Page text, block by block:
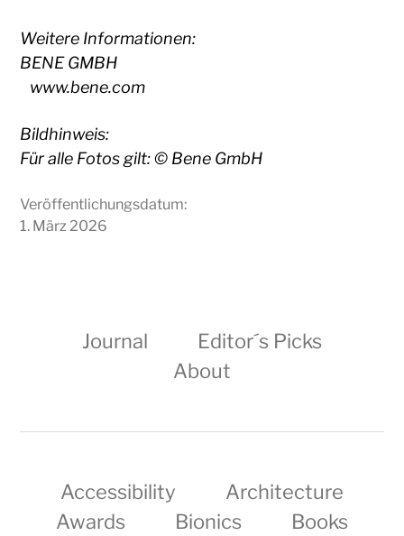
Weitere Informationen:
BENE GMBH
www.bene.com
Bildhinweis:
Für alle Fotos gilt: © Bene GmbH
Veröffentlichungsdatum:
1. März 2026
Journal
Editor´s Picks
About
Accessibility
Architecture
Awards
Bionics
Books